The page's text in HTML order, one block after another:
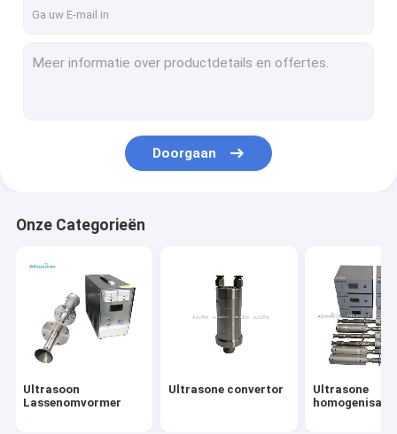
Ceramische Spaander
Ultrasone afdichting Machine
ultrasone voedselsnijmachine
Ultrasone Snijmachine
De ultrasone Machine van het Metaallassen
Ultrasone kunststof lasmachine
Doorgaan
Onze Categorieën
Ultrasoon
Lassenomvormer
Ultrasone convertor
Ultrasone